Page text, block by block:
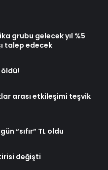
grubu gelecek yıl %5
talep edecek
arası etkileşimi teşvik
“sıfır” TL oldu
değişti